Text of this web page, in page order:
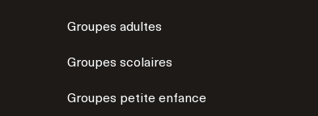
Groupes adultes
Groupes scolaires
Groupes petite enfance